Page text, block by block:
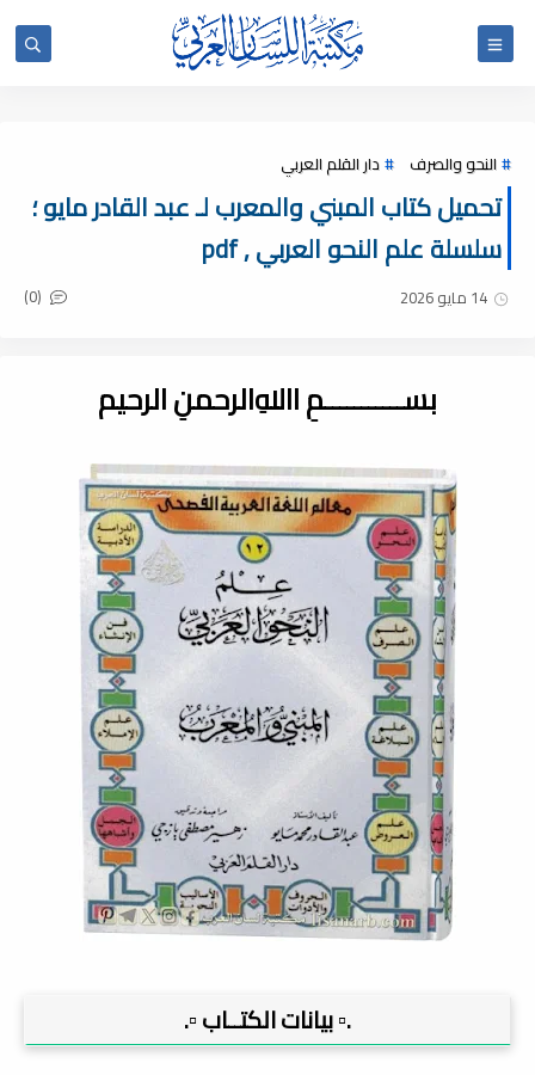
النحو والصرف دار القلم العربي
تحميل كتاب المبني والمعرب لـ عبد القادر مايو ؛
سلسلة علم النحو العربي , pdf
14 مايو 2026 (0)
بســـــــــــمِ اﷲِالرحمنِ الرحيم
.▫️ بيانات الكتــاب ▫️.